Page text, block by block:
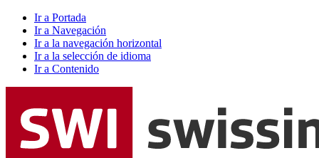
Ir a Portada
Ir a Navegación
Ir a la navegación horizontal
Ir a la selección de idioma
Ir a Contenido